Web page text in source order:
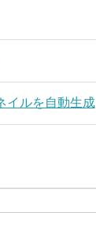
イルを自動生成